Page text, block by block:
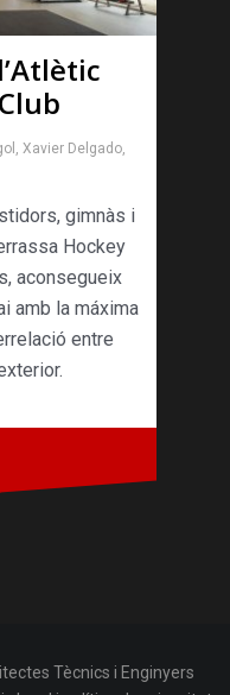
, Xavier Delgado,
gimnàs i
Hockey
aconsegueix
amb la máxima
entre
Tècnics i Enginyers